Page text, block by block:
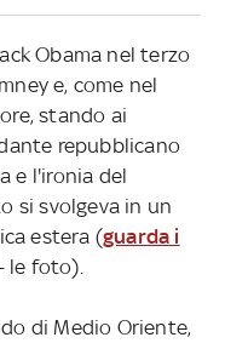
Obama nel terzo
e, come nel
stando ai
repubblicano
e l'ironia del
si svolgeva in un
estera (guarda i
le foto).
di Medio Oriente,